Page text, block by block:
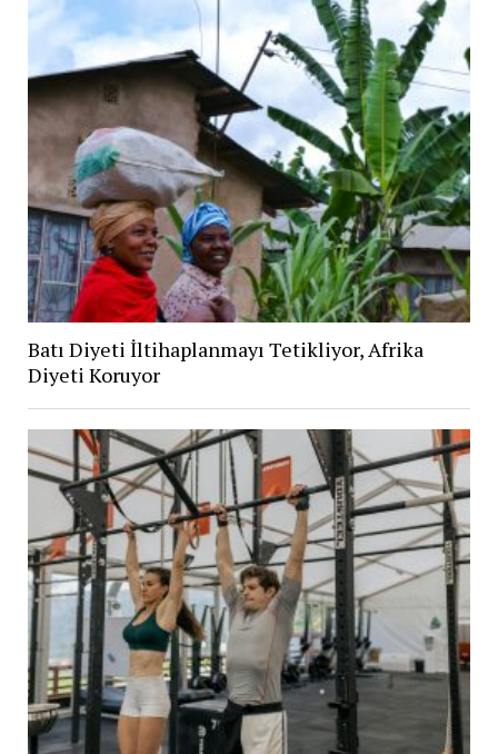
Batı Diyeti İltihaplanmayı Tetikliyor, Afrika
Diyeti Koruyor